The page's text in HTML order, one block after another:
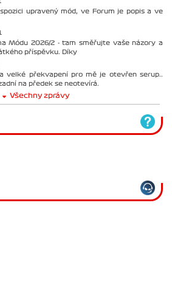
upravený mód, ve Forum je popis a ve
Módu 2026/2 - tam směřujte vaše názory a
příspěvku. Díky
velké překvapení pro mě je otevřen serup..
na předek se neotevírá.
Všechny zprávy